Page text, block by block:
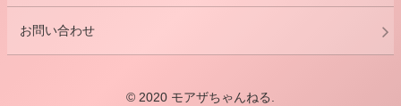
お問い合わせ
© 2020 モアザちゃんねる.